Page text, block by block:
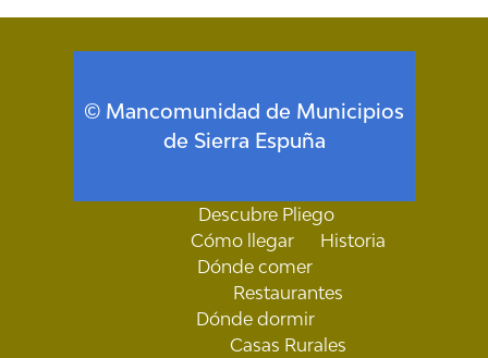
© Mancomunidad de Municipios
de Sierra Espuña
Descubre Pliego
Cómo llegar
Historia
Dónde comer
Restaurantes
Dónde dormir
Casas Rurales